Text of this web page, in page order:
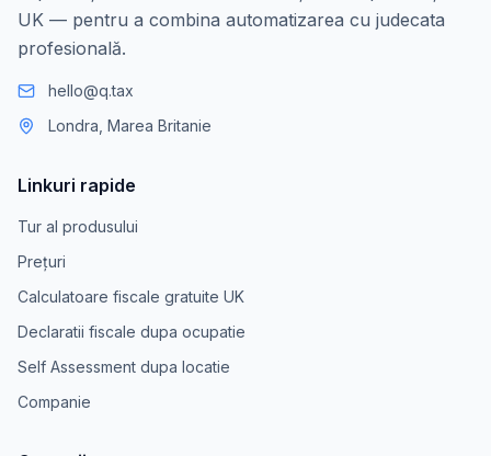
UK — pentru a combina automatizarea cu judecata
profesională.
hello@q.tax
Londra, Marea Britanie
Linkuri rapide
Tur al produsului
Prețuri
Calculatoare fiscale gratuite UK
Declaratii fiscale dupa ocupatie
Self Assessment dupa locatie
Companie